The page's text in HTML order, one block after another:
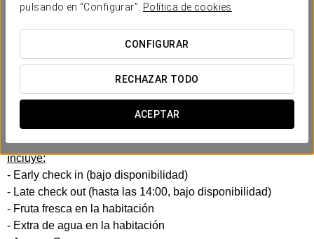
pulsando en “Configurar”.
Política de cookies
CONFIGURAR
RECHAZAR TODO
ACEPTAR
Experiencia business
Horarios flexibles, todo pensado para adaptarse a tu
agenda.
En el Exe Almería Centro hemos creado esta experiencia
business pensando en tu eficiencia y comodidad. Sin prisas,
sin complicaciones.
Incluye:
- Early check in (bajo disponibilidad)
- Late check out (hasta las 14:00, bajo disponibilidad)
- Fruta fresca en la habitación
- Extra de agua en la habitación